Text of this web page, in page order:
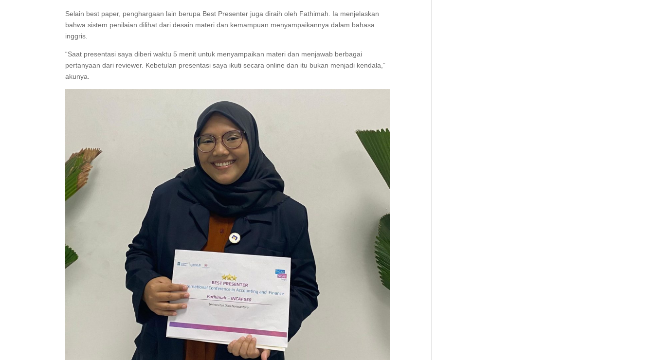
Selain best paper, penghargaan lain berupa Best Presenter juga diraih oleh Fathimah. Ia menjelaskan
bahwa sistem penilaian dilihat dari desain materi dan kemampuan menyampaikannya dalam bahasa
inggris.
“Saat presentasi saya diberi waktu 5 menit untuk menyampaikan materi dan menjawab berbagai
pertanyaan dari reviewer. Kebetulan presentasi saya ikuti secara online dan itu bukan menjadi kendala,”
akunya.